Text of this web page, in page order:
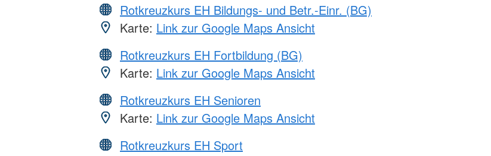
Rotkreuzkurs EH Bildungs- und Betr.-Einr. (BG)
Karte: Link zur Google Maps Ansicht
Rotkreuzkurs EH Fortbildung (BG)
Karte: Link zur Google Maps Ansicht
Rotkreuzkurs EH Senioren
Karte: Link zur Google Maps Ansicht
Rotkreuzkurs EH Sport